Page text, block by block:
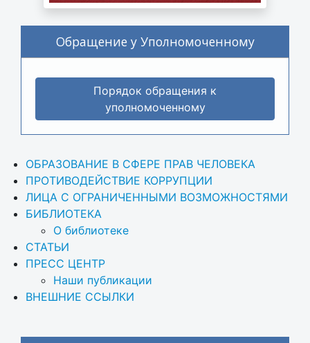
Обращение у Уполномоченному
Порядок обращения к
уполномоченному
ОБРАЗОВАНИЕ В СФЕРЕ ПРАВ ЧЕЛОВЕКА
ПРОТИВОДЕЙСТВИЕ КОРРУПЦИИ
ЛИЦА С ОГРАНИЧЕННЫМИ ВОЗМОЖНОСТЯМИ
БИБЛИОТЕКА
О библиотеке
СТАТЬИ
ПРЕСС ЦЕНТР
Наши публикации
ВНЕШНИЕ ССЫЛКИ